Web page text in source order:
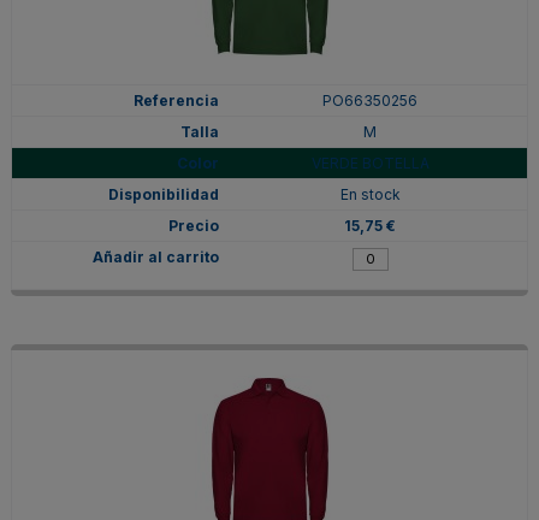
PO66350256
M
VERDE BOTELLA
En stock
15,75 €